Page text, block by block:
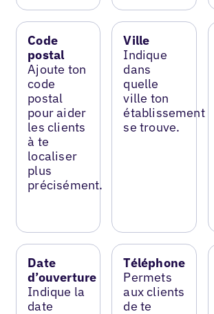
Code
postal
Ajoute ton
code
postal
pour aider
les clients
à te
localiser
plus
précisément.
Ville
Indique
dans
quelle
ville ton
établissement
se trouve.
Date
d’ouverture
Indique la
date
Téléphone
Permets
aux clients
de te